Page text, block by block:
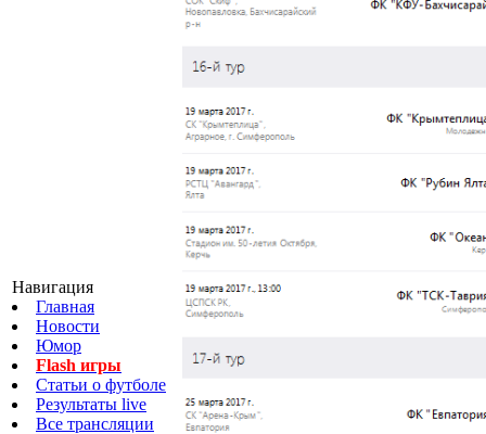
Навигация
Главная
Новости
Юмор
Flash игры
Статьи о футболе
Результаты live
Все трансляции